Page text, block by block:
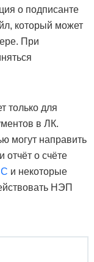
о подписанте
который может
При
только для
в ЛК.
могут направить
о счёте
и некоторые
НЭП